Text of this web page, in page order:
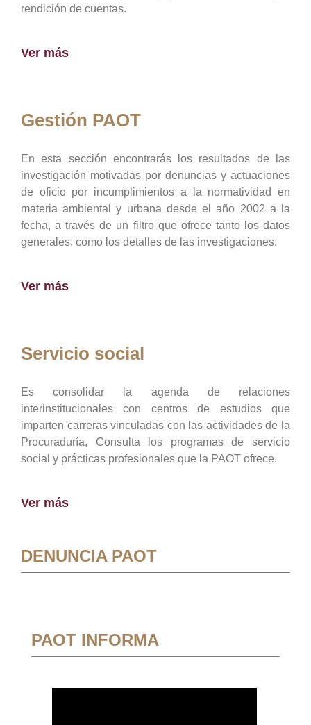
rendición de cuentas.
Ver más
Gestión PAOT
En esta sección encontrarás los resultados de las
investigación motivadas por denuncias y actuaciones
de oficio por incumplimientos a la normatividad en
materia ambiental y urbana desde el año 2002 a la
fecha, a través de un filtro que ofrece tanto los datos
generales, como los detalles de las investigaciones.
Ver más
Servicio social
Es consolidar la agenda de relaciones
interinstitucionales con centros de estudios que
imparten carreras vinculadas con las actividades de la
Procuraduría, Consulta los programas de servicio
social y prácticas profesionales que la PAOT ofrece.
Ver más
DENUNCIA PAOT
PAOT INFORMA